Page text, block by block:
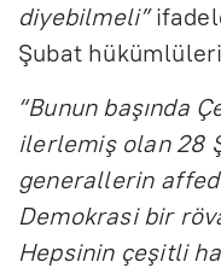
diyebilmeli”
Şubat
“Bunun başında
ilerlemiş olan 28
generallerin
Demokrasi bir
Hepsinin çeşitli